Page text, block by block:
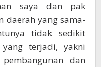
saya dan pak
daerah yang sama-
tidak sedikit
terjadi, yakni
dan